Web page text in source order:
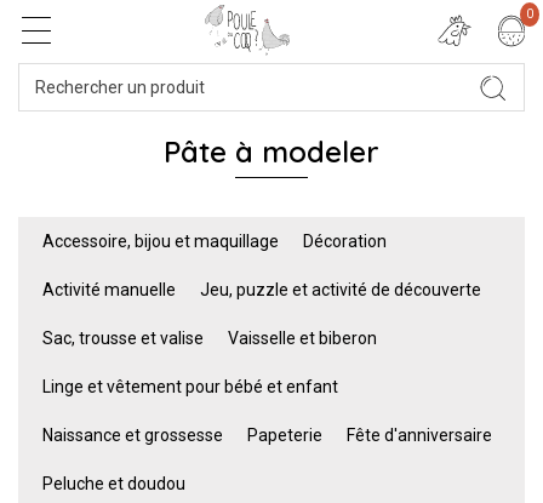
0
Pâte à modeler
Accessoire, bijou et maquillage Décoration
Activité manuelle Jeu, puzzle et activité de découverte
Sac, trousse et valise Vaisselle et biberon
Linge et vêtement pour bébé et enfant
Naissance et grossesse Papeterie Fête d'anniversaire
Peluche et doudou